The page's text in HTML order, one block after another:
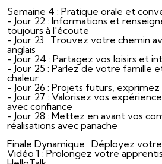
Semaine 4 : Pratique orale et
- Jour 22 : Informations et
toujours à l'écoute
- Jour 23 : Trouvez votre chemin
anglais
- Jour 24 : Partagez vos loisirs et
- Jour 25 : Parlez de votre famille
chaleur
- Jour 26 : Projets futurs,
- Jour 27 : Valorisez vos
avec confiance
- Jour 28 : Mettez en avant vos
réalisations avec panache
Finale Dynamique : Déployez
Vidéo 1 : Prolongez votre